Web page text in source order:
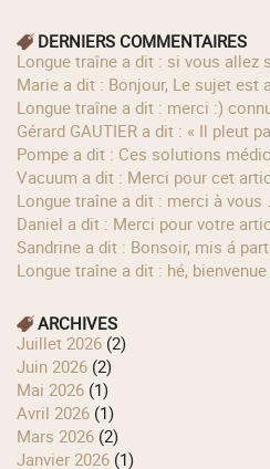
DERNIERS COMMENTAIRES
longue traîne a dit : si vous allez
Marie a dit : Bonjour, Le sujet
longue traîne a dit : merci :)
Gérard GAUTIER a dit : « Il pleut
Pompe a dit : Ces solutions
Vacuum a dit : Merci pour cet
longue traîne a dit : merci à
Daniel a dit : Merci pour votre
Sandrine a dit : Bonsoir, mis á
longue traîne a dit : hé,
ARCHIVES
juillet 2026 (2)
juin 2026 (2)
mai 2026 (1)
avril 2026 (1)
mars 2026 (2)
janvier 2026 (1)